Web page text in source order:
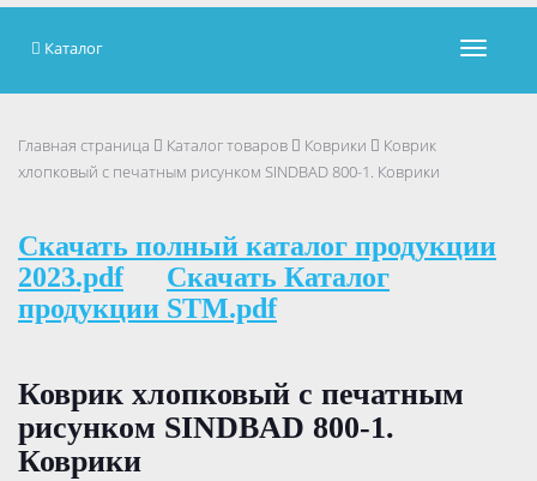
Каталог
Главная страница Каталог товаров Коврики
Коврик
хлопковый с печатным рисунком SINDBAD 800-1. Коврики
Скачать полный каталог продукции
2023.pdf
Скачать Каталог
продукции STM.pdf
Коврик хлопковый с печатным
рисунком SINDBAD 800-1.
Коврики